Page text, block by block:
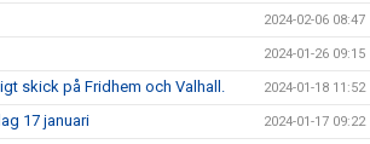
2024-02-06 08:47
2024-01-26 09:15
skick på Fridhem och Valhall. 2024-01-18 11:52
17 januari 2024-01-17 09:22